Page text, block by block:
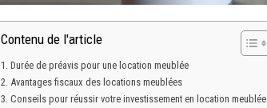
Contenu de l'article
Durée de préavis pour une location meublée
Avantages fiscaux des locations meublées
Conseils pour réussir votre investissement en location meublée